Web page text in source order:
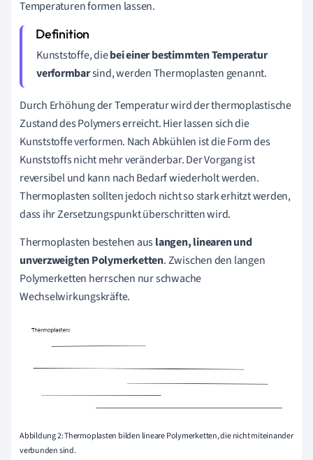
Temperaturen formen lassen.
Kunststoffe, diebei einer bestimmten Temperatur
verformbarsind, werden Thermoplasten genannt.
Durch Erhöhung der Temperatur wird der thermoplastische
Zustand des Polymers erreicht. Hier lassen sich die
Kunststoffe verformen. Nach Abkühlen ist die Form des
Kunststoffs nicht mehr veränderbar. Der Vorgang ist
reversibel und kann nach Bedarf wiederholt werden.
Thermoplasten sollten jedoch nicht so stark erhitzt werden,
dass ihr Zersetzungspunkt überschritten wird.
Thermoplasten bestehen auslangen, linearen und
unverzweigten Polymerketten. Zwischen den langen
Polymerketten herrschen nur schwache
Wechselwirkungskräfte.
Abbildung 2: Thermoplasten bilden lineare Polymerketten, die nicht miteinander
verbunden sind.